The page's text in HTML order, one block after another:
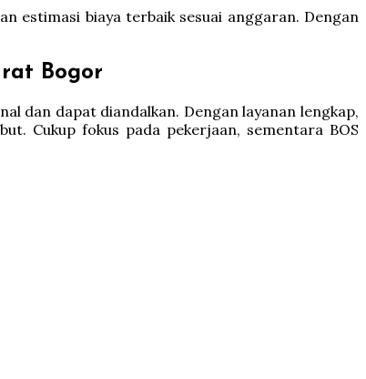
estimasi biaya terbaik sesuai anggaran. Dengan
Bogor
dan dapat diandalkan. Dengan layanan lengkap,
Cukup fokus pada pekerjaan, sementara BOS